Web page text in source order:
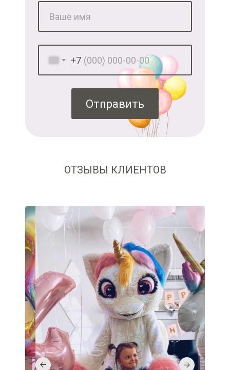
+7
Отправить
ОТЗЫВЫ КЛИЕНТОВ